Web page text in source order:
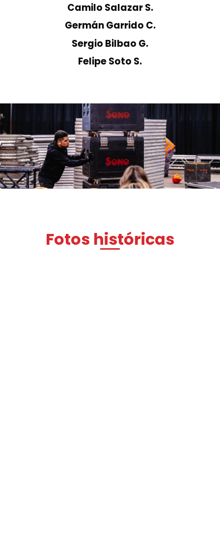
Camilo Salazar S.
Germán Garrido C.
Sergio Bilbao G.
Felipe Soto S.
Fotos históricas